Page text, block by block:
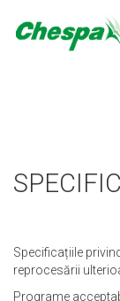
Specificațiile
reprocesării
Programe